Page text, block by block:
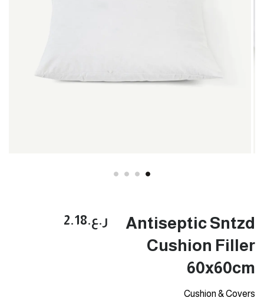
Antiseptic Sntzd
Cushion Filler
60x60cm
Cushion & Covers
ر.ع.‏2.18